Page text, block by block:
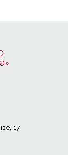
17